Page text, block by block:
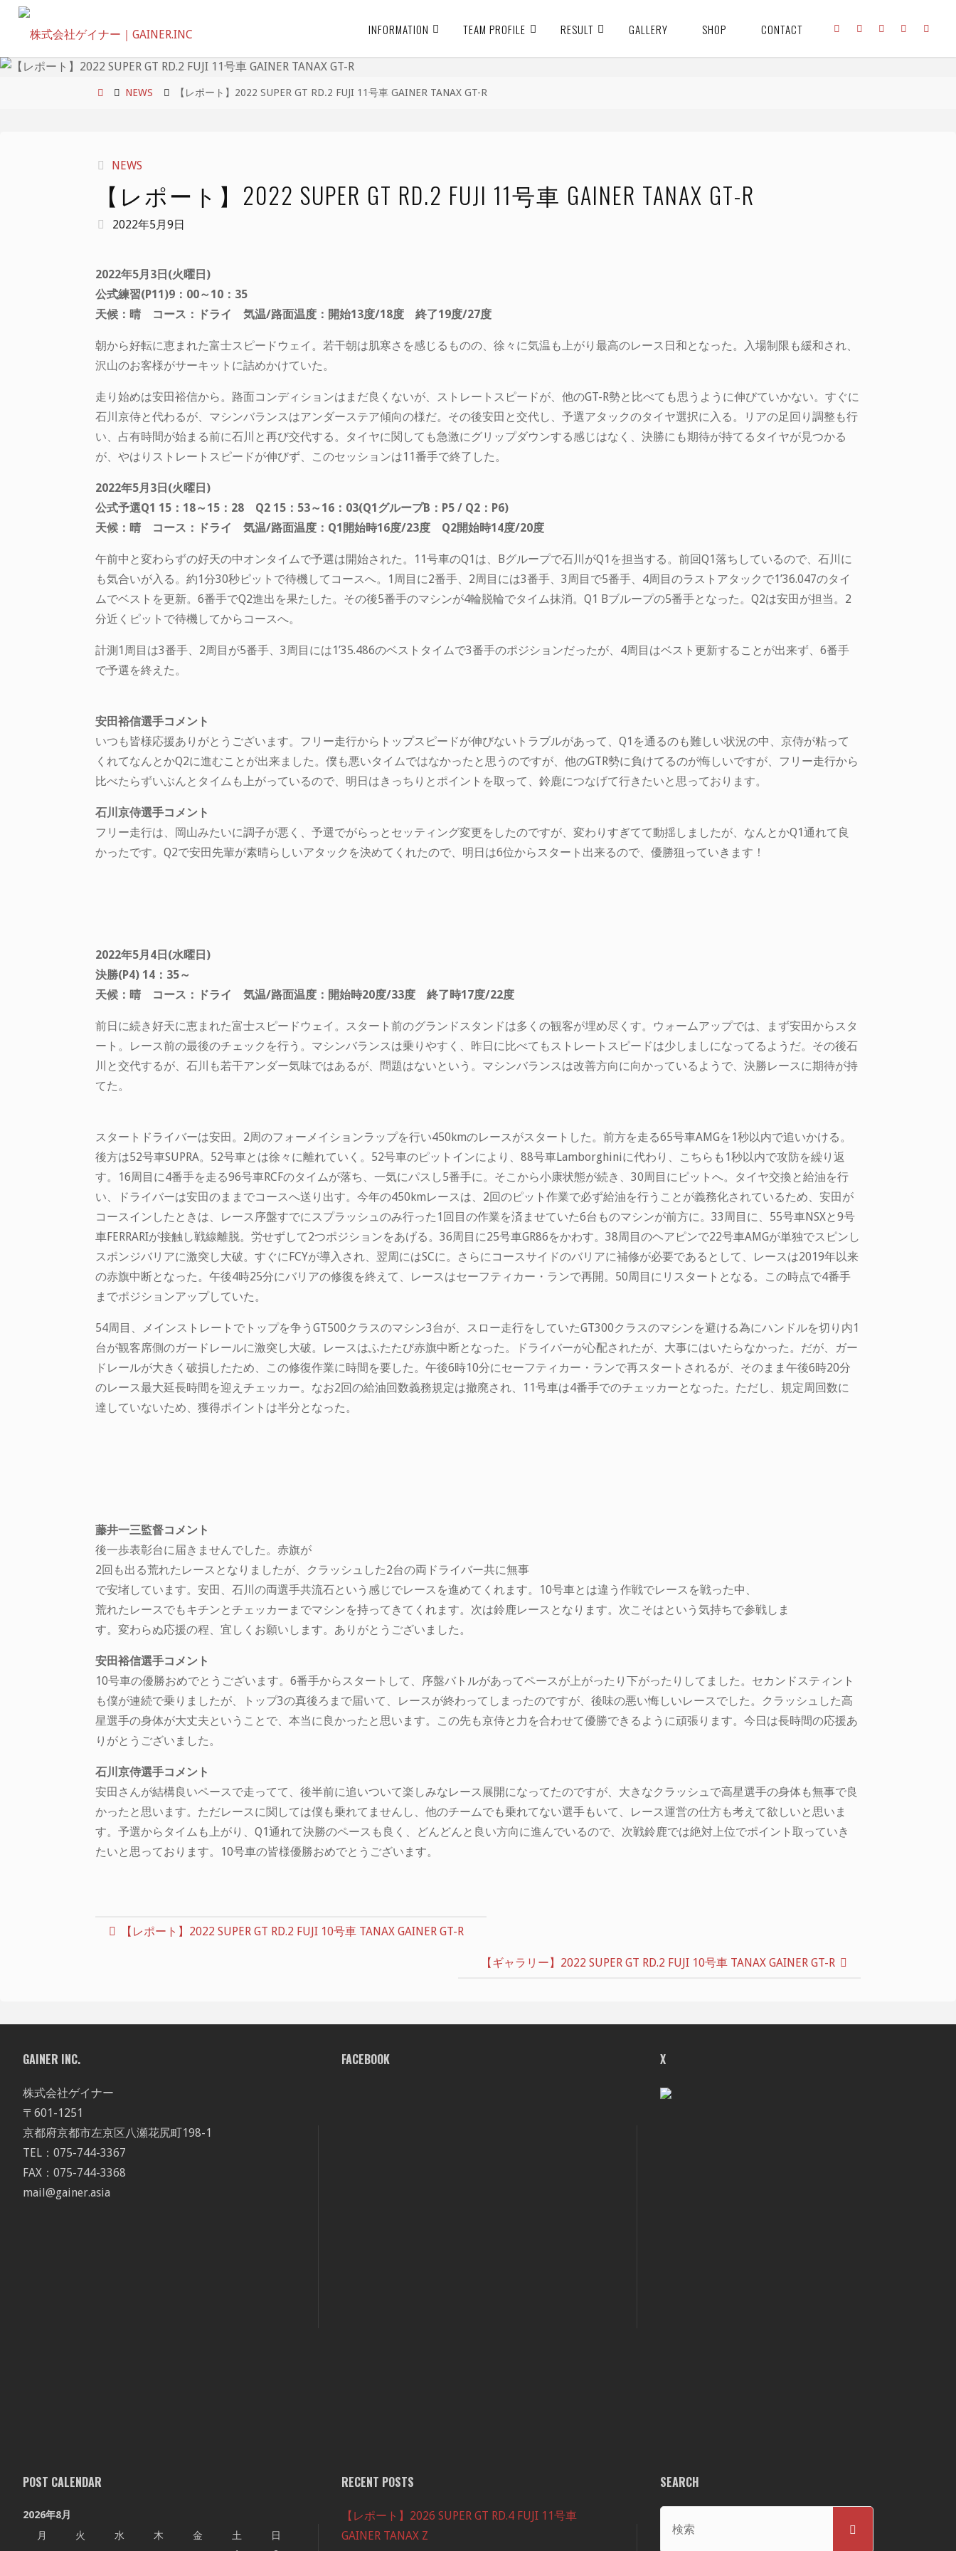
ン
INFORMATION TEAM PROFILE RESULT GALLERY SHOP CONTACT
ホ
NEWS 【レポート】2022 SUPER GT RD.2 FUJI 11号車 GAINER TANAX GT-R
NEWS
【レポート】2022 SUPER GT RD.2 FUJI 11号車 GAINER TANAX GT-R
2022年5月9日
2022年5月3日(火曜日)
公式練習(P11)9：00～10：35
天候：晴 コース：ドライ 気温/路面温度：開始13度/18度 終了19度/27度
朝から好転に恵まれた富士スピードウェイ。若干朝は肌寒さを感じるものの、徐々に気温も上がり最高のレース日和となった。入場制限も緩和され、
沢山のお客様がサーキットに詰めかけていた。
走り始めは安田裕信から。路面コンディションはまだ良くないが、ストレートスピードが、他のGT-R勢と比べても思うように伸びていかない。すぐに
石川京侍と代わるが、マシンバランスはアンダーステア傾向の様だ。その後安田と交代し、予選アタックのタイヤ選択に入る。リアの足回り調整も行
い、占有時間が始まる前に石川と再び交代する。タイヤに関しても急激にグリップダウンする感じはなく、決勝にも期待が持てるタイヤが見つかる
が、やはりストレートスピードが伸びず、このセッションは11番手で終了した。
2022年5月3日(火曜日)
公式予選Q1 15：18～15：28 Q2 15：53～16：03(Q1グループB：P5 / Q2：P6)
天候：晴 コース：ドライ 気温/路面温度：Q1開始時16度/23度 Q2開始時14度/20度
午前中と変わらずの好天の中オンタイムで予選は開始された。11号車のQ1は、Bグループで石川がQ1を担当する。前回Q1落ちしているので、石川に
も気合いが入る。約1分30秒ピットで待機してコースへ。1周目に2番手、2周目には3番手、3周目で5番手、4周目のラストアタックで1’36.047のタイ
ムでベストを更新。6番手でQ2進出を果たした。その後5番手のマシンが4輪脱輪でタイム抹消。Q1 Bブループの5番手となった。Q2は安田が担当。2
分近くピットで待機してからコースへ。
計測1周目は3番手、2周目が5番手、3周目には1’35.486のベストタイムで3番手のポジションだったが、4周目はベスト更新することが出来ず、6番手
で予選を終えた。
安田裕信選手コメント
いつも皆様応援ありがとうございます。フリー走行からトップスピードが伸びないトラブルがあって、Q1を通るのも難しい状況の中、京侍が粘って
くれてなんとかQ2に進むことが出来ました。僕も悪いタイムではなかったと思うのですが、他のGTR勢に負けてるのが悔しいですが、フリー走行から
比べたらずいぶんとタイムも上がっているので、明日はきっちりとポイントを取って、鈴鹿につなげて行きたいと思っております。
石川京侍選手コメント
フリー走行は、岡山みたいに調子が悪く、予選でがらっとセッティング変更をしたのですが、変わりすぎてて動揺しましたが、なんとかQ1通れて良
かったです。Q2で安田先輩が素晴らしいアタックを決めてくれたので、明日は6位からスタート出来るので、優勝狙っていきます！
2022年5月4日(水曜日)
決勝(P4) 14：35～
天候：晴 コース：ドライ 気温/路面温度：開始時20度/33度 終了時17度/22度
前日に続き好天に恵まれた富士スピードウェイ。スタート前のグランドスタンドは多くの観客が埋め尽くす。ウォームアップでは、まず安田からスタ
ート。レース前の最後のチェックを行う。マシンバランスは乗りやすく、昨日に比べてもストレートスピードは少しましになってるようだ。その後石
川と交代するが、石川も若干アンダー気味ではあるが、問題はないという。マシンバランスは改善方向に向かっているようで、決勝レースに期待が持
てた。
スタートドライバーは安田。2周のフォーメイションラップを行い450kmのレースがスタートした。前方を走る65号車AMGを1秒以内で追いかける。
後方は52号車SUPRA。52号車とは徐々に離れていく。52号車のピットインにより、88号車Lamborghiniに代わり、こちらも1秒以内で攻防を繰り返
す。16周目に4番手を走る96号車RCFのタイムが落ち、一気にパスし5番手に。そこから小康状態が続き、30周目にピットへ。タイヤ交換と給油を行
い、ドライバーは安田のままでコースへ送り出す。今年の450kmレースは、2回のピット作業で必ず給油を行うことが義務化されているため、安田が
コースインしたときは、レース序盤すでにスプラッシュのみ行った1回目の作業を済ませていた6台ものマシンが前方に。33周目に、55号車NSXと9号
車FERRARIが接触し戦線離脱。労せずして2つポジションをあげる。36周目に25号車GR86をかわす。38周目のヘアピンで22号車AMGが単独でスピンし
スポンジバリアに激突し大破。すぐにFCYが導入され、翌周にはSCに。さらにコースサイドのバリアに補修が必要であるとして、レースは2019年以来
の赤旗中断となった。午後4時25分にバリアの修復を終えて、レースはセーフティカー・ランで再開。50周目にリスタートとなる。この時点で4番手
までポジションアップしていた。
54周目、メインストレートでトップを争うGT500クラスのマシン3台が、スロー走行をしていたGT300クラスのマシンを避ける為にハンドルを切り内1
台が観客席側のガードレールに激突し大破。レースはふたたび赤旗中断となった。ドライバーが心配されたが、大事にはいたらなかった。だが、ガー
ドレールが大きく破損したため、この修復作業に時間を要した。午後6時10分にセーフティカー・ランで再スタートされるが、そのまま午後6時20分
のレース最大延長時間を迎えチェッカー。なお2回の給油回数義務規定は撤廃され、11号車は4番手でのチェッカーとなった。ただし、規定周回数に
達していないため、獲得ポイントは半分となった。
藤井一三監督コメント
後一歩表彰台に届きませんでした。赤旗が
2回も出る荒れたレースとなりましたが、クラッシュした2台の両ドライバー共に無事
で安堵しています。安田、石川の両選手共流石という感じでレースを進めてくれます。10号車とは違う作戦でレースを戦った中、
荒れたレースでもキチンとチェッカーまでマシンを持ってきてくれます。次は鈴鹿レースとなります。次こそはという気持ちで参戦しま
す。変わらぬ応援の程、宜しくお願いします。ありがとうございました。
安田裕信選手コメント
10号車の優勝おめでとうございます。6番手からスタートして、序盤バトルがあってペースが上がったり下がったりしてました。セカンドスティント
も僕が連続で乗りましたが、トップ3の真後ろまで届いて、レースが終わってしまったのですが、後味の悪い悔しいレースでした。クラッシュした高
星選手の身体が大丈夫ということで、本当に良かったと思います。この先も京侍と力を合わせて優勝できるように頑張ります。今日は長時間の応援あ
りがとうございました。
石川京侍選手コメント
安田さんが結構良いペースで走ってて、後半前に追いついて楽しみなレース展開になってたのですが、大きなクラッシュで高星選手の身体も無事で良
かったと思います。ただレースに関しては僕も乗れてませんし、他のチームでも乗れてない選手もいて、レース運営の仕方も考えて欲しいと思いま
す。予選からタイムも上がり、Q1通れて決勝のペースも良く、どんどんと良い方向に進んでいるので、次戦鈴鹿では絶対上位でポイント取っていき
たいと思っております。10号車の皆様優勝おめでとうございます。
【レポート】2022 SUPER GT RD.2 FUJI 10号車 TANAX GAINER GT-R
【ギャラリー】2022 SUPER GT RD.2 FUJI 10号車 TANAX GAINER GT-R
GAINER INC.
株式会社ゲイナー
〒601-1251
京都府京都市左京区八瀬花尻町198-1
TEL：075-744-3367
FAX：075-744-3368
mail@gainer.asia
FACEBOOK X
POST CALENDAR
2026年8月
月
火 水 木 金 土
日
RECENT POSTS
【レポート】2026 SUPER GT RD.4 FUJI 11号車
GAINER TANAX Z
SEARCH
検